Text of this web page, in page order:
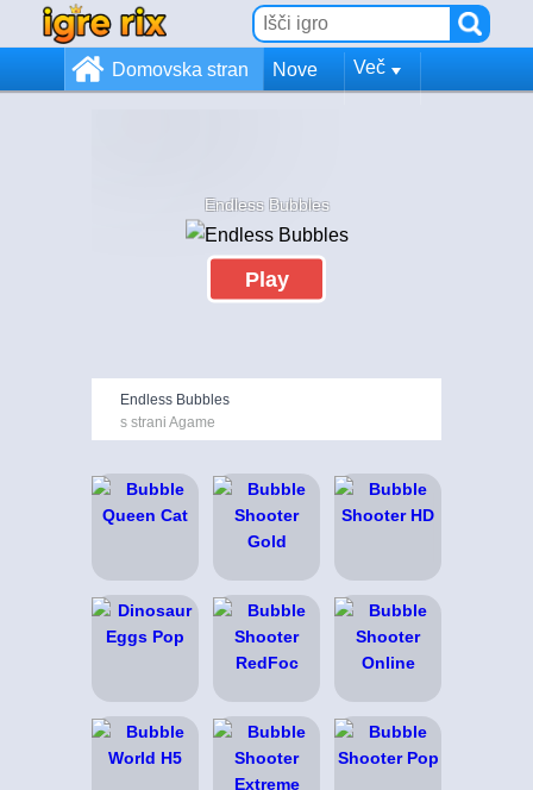
Domovska stran Nove Več
Endless Bubbles
Play
Endless Bubbles
s strani Agame